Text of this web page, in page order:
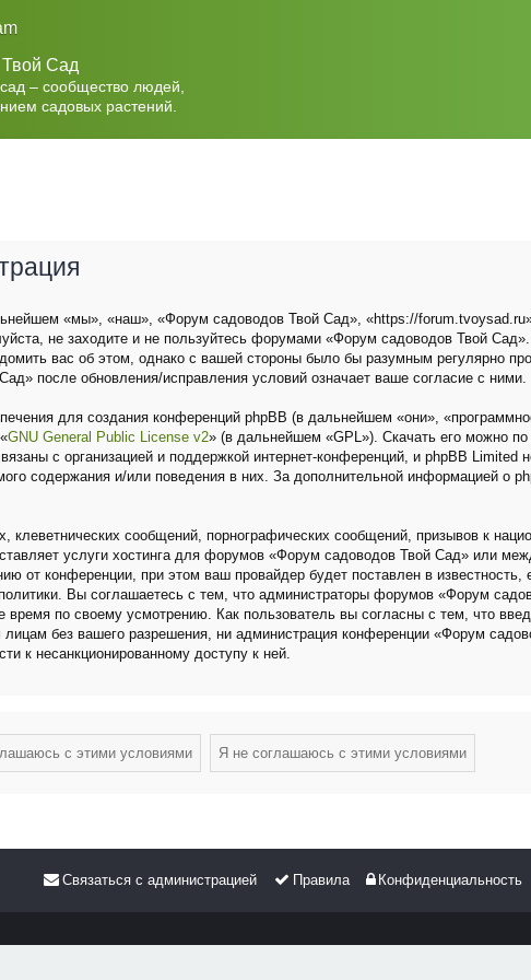
Сад
– сообщество людей,
садовых растений.
«мы», «наш», «Форум садоводов Твой Сад», «https://
не заходите и не пользуйтесь форумами «Форум садоводов Твой
вас об этом, однако с вашей стороны было бы разумным регулярно
после обновления/исправления условий означает ваше согласие с ними.
для создания конференций phpBB (в дальнейшем «они»,
GNU General Public License v2» (в дальнейшем «GPL»). Скачать его можно по
с организацией и поддержкой интернет-конференций, и phpBB Limited
содержания и/или поведения в них. За дополнительной информацией о
сообщений, порнографических сообщений, призывов к
услуги хостинга для форумов «Форум садоводов Твой Сад» или
от конференции, при этом ваш провайдер будет поставлен в
Вы соглашаетесь с тем, что администраторы форумов «Форум
по своему усмотрению. Как пользователь вы согласны с тем, что
без вашего разрешения, ни администрация конференции «Форум
к несанкционированному доступу к ней.
Конфиденциальность
Правила
Связаться с администрацией